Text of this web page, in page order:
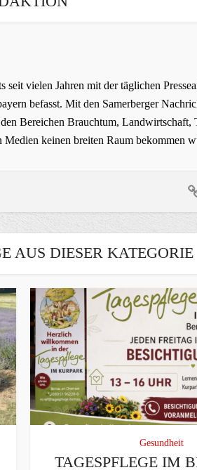
seit vielen Jahren mit der täglichen
befasst. Mit den Samerberger
Bereichen Brauchtum, Landwirtschaft,
keinen breiten Raum bekommen
AUS DIESER KATEGORIE
Gesundheit
TAGESPFLEGE IM